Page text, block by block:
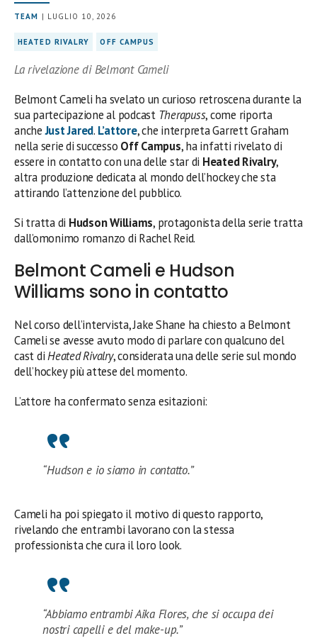
TEAM | LUGLIO 10, 2026
HEATED RIVALRY OFF CAMPUS
La rivelazione di Belmont Cameli
Belmont Cameli ha svelato un curioso retroscena durante la
sua partecipazione al podcast Therapuss, come riporta
ancheJust Jared. L’attore, che interpreta Garrett Graham
nella serie di successo Off Campus, ha infatti rivelato di
essere in contatto con una delle star di Heated Rivalry,
altra produzione dedicata al mondo dell’hockey che sta
attirando l’attenzione del pubblico.
Si tratta di Hudson Williams, protagonista della serie tratta
dall’omonimo romanzo di Rachel Reid.
Belmont Cameli e Hudson
Williams sono in contatto
Nel corso dell’intervista, Jake Shane ha chiesto a Belmont
Cameli se avesse avuto modo di parlare con qualcuno del
cast diHeated Rivalry, considerata una delle serie sul mondo
dell’hockey più attese del momento.
L’attore ha confermato senza esitazioni:
“Hudson e io siamo in contatto.”
Cameli ha poi spiegato il motivo di questo rapporto,
rivelando che entrambi lavorano con la stessa
professionista che cura il loro look.
“Abbiamo entrambi Aika Flores, che si occupa dei
nostri capelli e del make-up.”